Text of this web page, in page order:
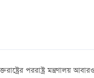
পররাষ্ট্র মন্ত্রণালয়